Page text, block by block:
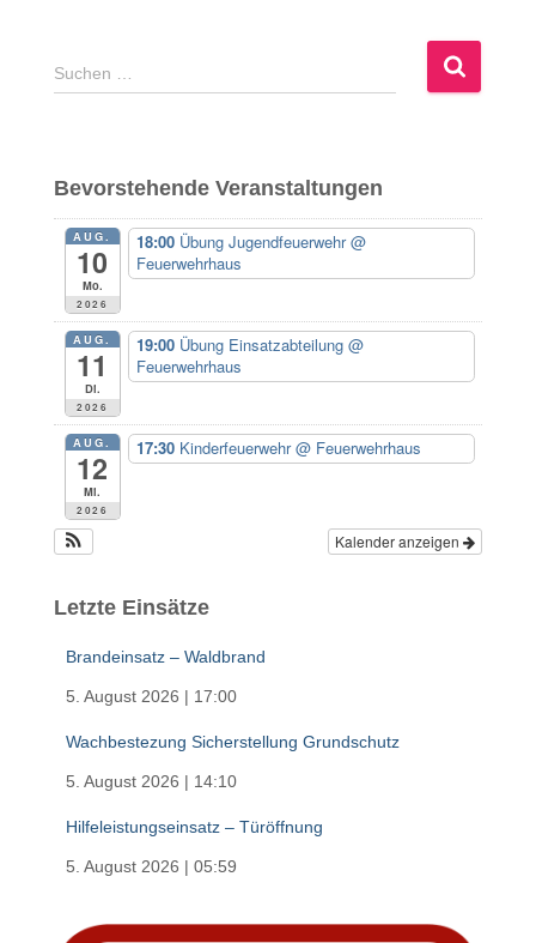
S
u
n
n
:
Suchen …
Bevorstehende Veranstaltungen
AUG.
10
Mo.
2026
18:00 Übung Jugendfeuerwehr@
Feuerwehrhaus
AUG.
11
Di.
2026
19:00 Übung Einsatzabteilung @
Feuerwehrhaus
AUG.
12
Mi.
2026
17:30 Kinderfeuerwehr@ Feuerwehrhaus
Kalender anzeigen
Letzte Einsätze
Brandeinsatz – Waldbrand
5. August 2026 | 17:00
Wachbestezung Sicherstellung Grundschutz
5. August 2026 | 14:10
Hilfeleistungseinsatz – Türöffnung
5. August 2026 | 05:59